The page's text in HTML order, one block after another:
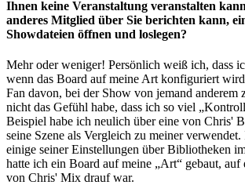
Ihnen keine Veranstaltung veranstalten
anderes Mitglied über Sie berichten kann,
Showdateien öffnen und loslegen?
Mehr oder weniger! Persönlich weiß ich, dass
wenn das Board auf meine Art konfiguriert
Fan davon, bei der Show von jemand anderem
nicht das Gefühl habe, dass ich so viel
Beispiel habe ich neulich über eine von Chris'
seine Szene als Vergleich zu meiner verwendet.
einige seiner Einstellungen über Bibliotheken
hatte ich ein Board auf meine „Art“ gebaut, auf
von Chris' Mix drauf war.